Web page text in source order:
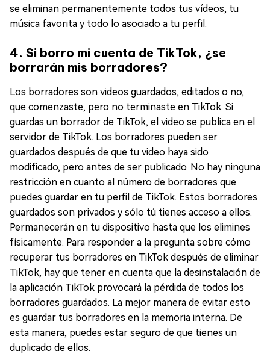
se eliminan permanentemente todos tus vídeos, tu
música favorita y todo lo asociado a tu perfil.
4. Si borro mi cuenta de TikTok, ¿se
borrarán mis borradores?
Los borradores son videos guardados, editados o no,
que comenzaste, pero no terminaste en TikTok. Si
guardas un borrador de TikTok, el video se publica en el
servidor de TikTok. Los borradores pueden ser
guardados después de que tu video haya sido
modificado, pero antes de ser publicado. No hay ninguna
restricción en cuanto al número de borradores que
puedes guardar en tu perfil de TikTok. Estos borradores
guardados son privados y sólo tú tienes acceso a ellos.
Permanecerán en tu dispositivo hasta que los elimines
físicamente. Para responder a la pregunta sobre cómo
recuperar tus borradores en TikTok después de eliminar
TikTok, hay que tener en cuenta que la desinstalación de
la aplicación TikTok provocará la pérdida de todos los
borradores guardados. La mejor manera de evitar esto
es guardar tus borradores en la memoria interna. De
esta manera, puedes estar seguro de que tienes un
duplicado de ellos.